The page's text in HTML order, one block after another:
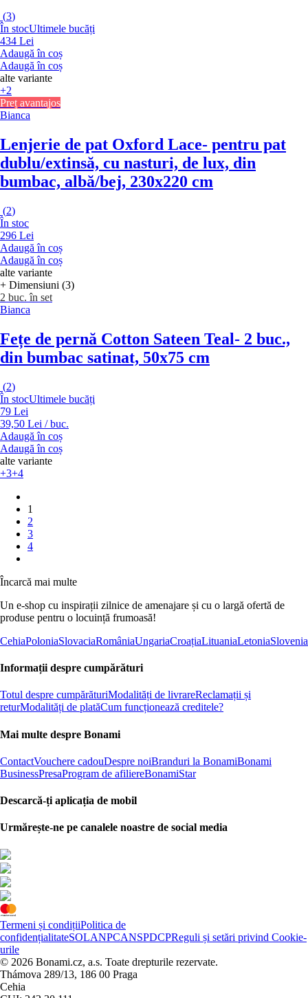
(3)
În stocUltimele bucăți
434 Lei
Adaugă în coș
Adaugă în coș
alte variante
+2
Preț avantajos
Bianca
Lenjerie de pat Oxford Lace- pentru pat
dublu/extinsă, cu nasturi, de lux, din
bumbac, albă/bej, 230x220 cm
(2)
În stoc
296 Lei
Adaugă în coș
Adaugă în coș
alte variante
+ Dimensiuni (3)
2 buc. în set
Bianca
Fețe de pernă Cotton Sateen Teal- 2 buc.,
din bumbac satinat, 50x75 cm
(2)
În stocUltimele bucăți
79 Lei
39,50 Lei / buc.
Adaugă în coș
Adaugă în coș
alte variante
+3+4
1
2
3
4
Încarcă mai multe
Un e-shop cu inspirații zilnice de amenajare și cu o largă ofertă de
produse pentru o locuință frumoasă!
CehiaPoloniaSlovaciaRomâniaUngariaCroațiaLituaniaLetoniaSlovenia
Informații despre cumpărături
Totul despre cumpărăturiModalități de livrareReclamații și
returModalități de platăCum funcționează creditele?
Mai multe despre Bonami
ContactVouchere cadouDespre noiBranduri la BonamiBonami
BusinessPresaProgram de afiliereBonamiStar
Descarcă-ți aplicația de mobil
Urmărește-ne pe canalele noastre de social media
Termeni și condițiiPolitica de
confidențialitateSOLANPCANSPDCPReguli și setări privind Cookie-
urile
© 2026 Bonami.cz, a.s. Toate drepturile rezervate.
Thámova 289/13, 186 00 Praga
Cehia